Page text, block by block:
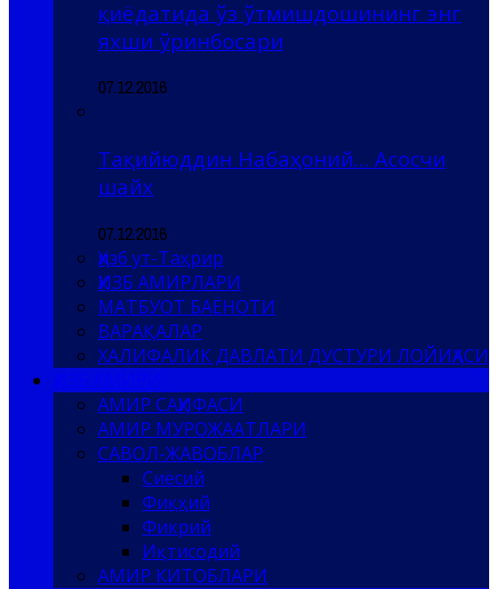
қиёдатида ўз ўтмишдошининг энг
яхши ўринбосари
07.12.2016
Тақийюддин Набаҳоний… Асосчи
шайх
07.12.2016
Ҳизб ут-Таҳрир
ҲИЗБ АМИРЛАРИ
МАТБУОТ БАЁНОТИ
ВАРАҚАЛАР
ХАЛИФАЛИК ДАВЛАТИ ДУСТУРИ ЛОЙИҲАСИ
АМИР САҲИФАСИ
АМИР МУРОЖААТЛАРИ
САВОЛ-ЖАВОБЛАР
Сиёсий
Фиқҳий
Фикрий
Иқтисодий
АМИР КИТОБЛАРИ